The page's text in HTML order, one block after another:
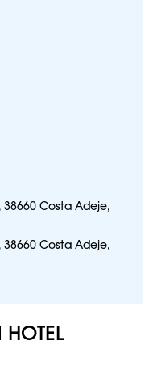
38660 Costa Adeje,
38660 Costa Adeje,